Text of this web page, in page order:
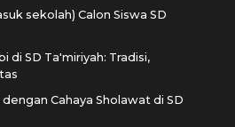
sekolah) Calon Siswa SD
di SD Ta'miriyah: Tradisi,
Cahaya Sholawat di SD